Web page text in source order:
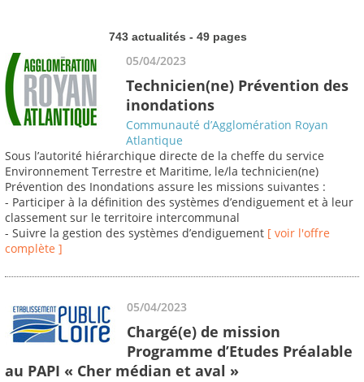
743 actualités - 49 pages
05/04/2023
Technicien(ne) Prévention des
inondations
Communauté d’Agglomération Royan
Atlantique
Sous l’autorité hiérarchique directe de la cheffe du service
Environnement Terrestre et Maritime, le/la technicien(ne)
Prévention des Inondations assure les missions suivantes :
- Participer à la définition des systèmes d’endiguement et à leur
classement sur le territoire intercommunal
- Suivre la gestion des systèmes d’endiguement [ voir l'offre
complète ]
05/04/2023
Chargé(e) de mission
Programme d’Etudes Préalable
au PAPI « Cher médian et aval »